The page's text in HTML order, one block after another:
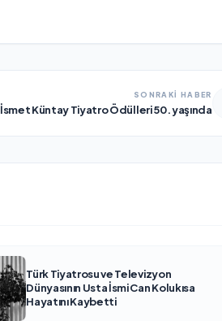
SONRAKİ HABER
İsmet Küntay Tiyatro Ödülleri 50. yaşında
Türk Tiyatrosu ve Televizyon
Dünyasının Usta İsmi Can Kolukısa
Hayatını Kaybetti